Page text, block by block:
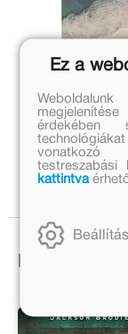
Ez a
érdekében
vonatkozó
testreszabási
kattintva